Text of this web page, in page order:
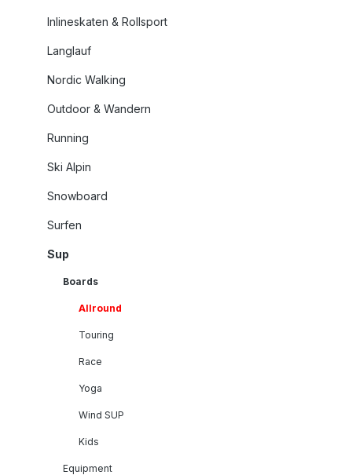
Inlineskaten & Rollsport
Langlauf
Nordic Walking
Outdoor & Wandern
Running
Ski Alpin
Snowboard
Surfen
Sup
Boards
Allround
Touring
Race
Yoga
Wind SUP
Kids
Equipment